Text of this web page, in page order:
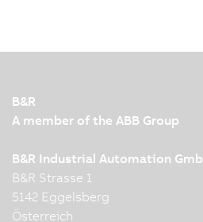
B&R
A member of the ABB Group
B&R Industrial Automation
B&R Strasse 1
5142 Eggelsberg
Österreich